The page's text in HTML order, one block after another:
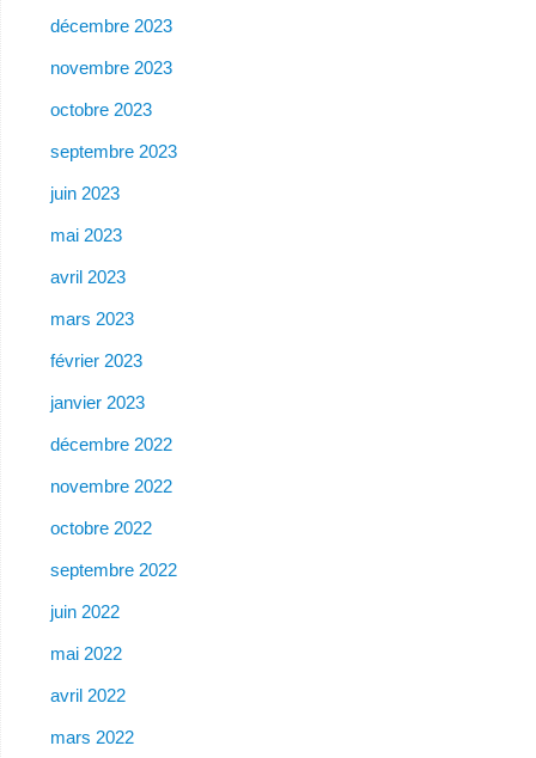
décembre 2023
novembre 2023
octobre 2023
septembre 2023
juin 2023
mai 2023
avril 2023
mars 2023
février 2023
janvier 2023
décembre 2022
novembre 2022
octobre 2022
septembre 2022
juin 2022
mai 2022
avril 2022
mars 2022